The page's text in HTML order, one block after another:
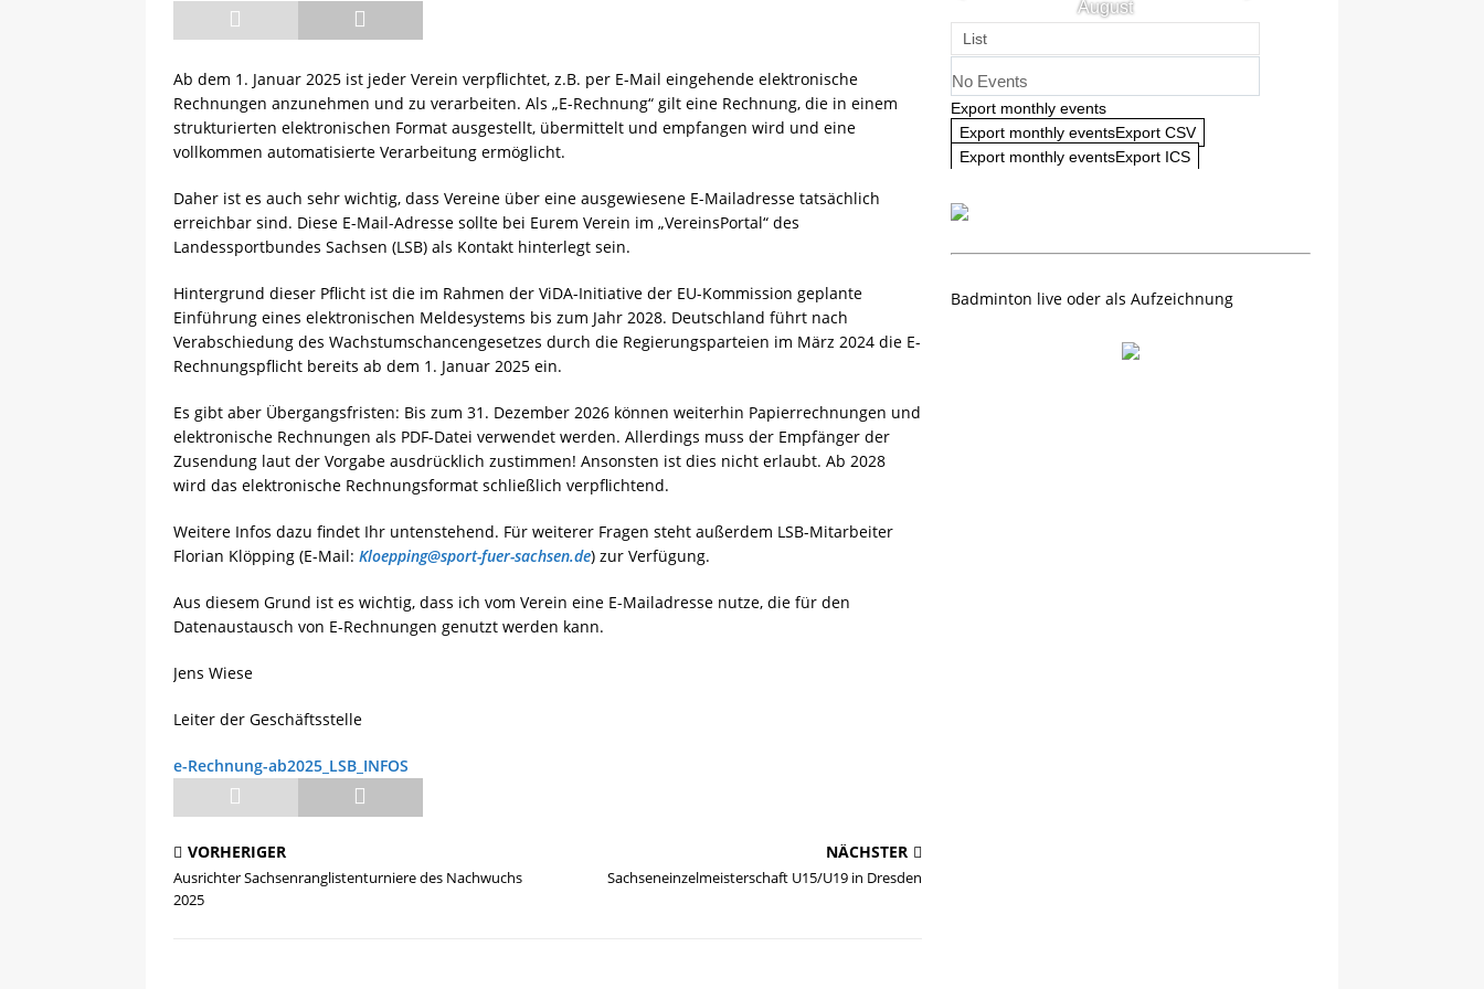
[ 13.05.2025 ]
Ab dem 1. Januar 2025 ist jeder Verein verpflichtet, z.B. per E-Mail eingehende elektronische
Rechnungen anzunehmen und zu verarbeiten. Als „E-Rechnung“ gilt eine Rechnung, die in einem
strukturierten elektronischen Format ausgestellt, übermittelt und empfangen wird und eine
vollkommen automatisierte Verarbeitung ermöglicht.
Daher ist es auch sehr wichtig, dass Vereine über eine ausgewiesene E-Mailadresse tatsächlich
erreichbar sind. Diese E-Mail-Adresse sollte bei Eurem Verein im „VereinsPortal“ des
Landessportbundes Sachsen (LSB) als Kontakt hinterlegt sein.
Hintergrund dieser Pflicht ist die im Rahmen der ViDA-Initiative der EU-Kommission geplante
Einführung eines elektronischen Meldesystems bis zum Jahr 2028. Deutschland führt nach
Verabschiedung des Wachstumschancengesetzes durch die Regierungsparteien im März 2024 die E-
Rechnungspflicht bereits ab dem 1. Januar 2025 ein.
Es gibt aber Übergangsfristen: Bis zum 31. Dezember 2026 können weiterhin Papierrechnungen und
elektronische Rechnungen als PDF-Datei verwendet werden. Allerdings muss der Empfänger der
Zusendung laut der Vorgabe ausdrücklich zustimmen! Ansonsten ist dies nicht erlaubt. Ab 2028
wird das elektronische Rechnungsformat schließlich verpflichtend.
Weitere Infos dazu findet Ihr untenstehend. Für weiterer Fragen steht außerdem LSB-Mitarbeiter
Florian Klöpping (E-Mail: Kloepping@sport-fuer-sachsen.de) zur Verfügung.
Aus diesem Grund ist es wichtig, dass ich vom Verein eine E-Mailadresse nutze, die für den
Datenaustausch von E-Rechnungen genutzt werden kann.
Jens Wiese
Leiter der Geschäftsstelle
e-Rechnung-ab2025_LSB_INFOS
VORHERIGER
Ausrichter Sachsenranglistenturniere des Nachwuchs
2025
NÄCHSTER
Sachseneinzelmeisterschaft U15/U19 in Dresden
August
List
No Events
Export monthly events
Export monthly eventsExport CSV
Export monthly eventsExport ICS
Badminton live oder als Aufzeichnung